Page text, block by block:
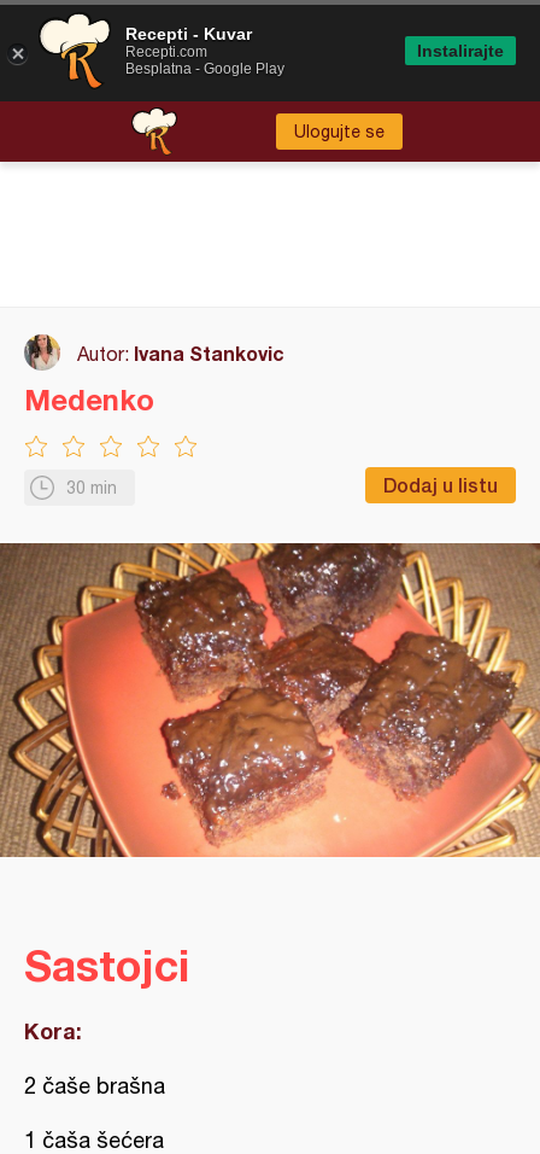
Ulogujte se
Autor: Ivana Stankovic
30 min Dodaj u listu
Medenko
Sastojci
Kora:
2 čaše brašna
1 čaša šećera
Recepti - Kuvar
Recepti.com
Besplatna - Google Play
Instalirajte